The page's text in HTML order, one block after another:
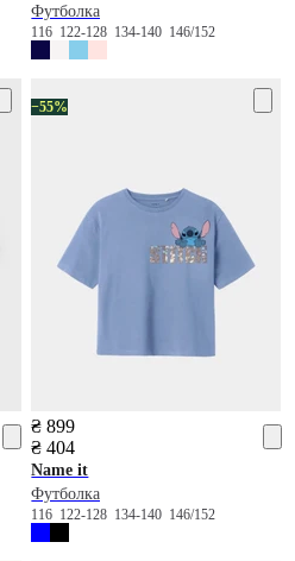
Футболка
116 122-128 134-140 146/152
−55%
₴ 899
₴ 404
Name it
Футболка
116 122-128 134-140 146/152